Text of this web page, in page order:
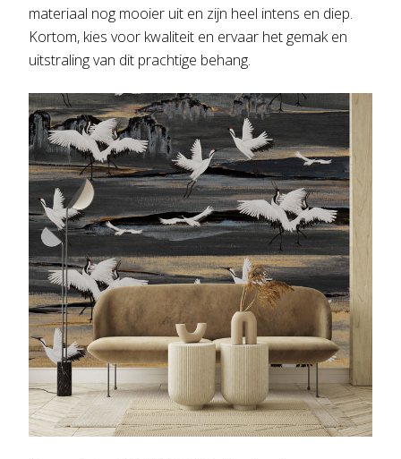
materiaal nog mooier uit en zijn heel intens en diep.
Kortom, kies voor kwaliteit en ervaar het gemak en
uitstraling van dit prachtige behang.